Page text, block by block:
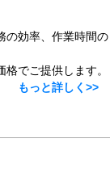
の効率、作業時間の
でご提供します。
もっと詳しく>>